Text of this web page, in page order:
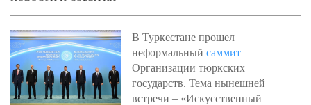
В Туркестане прошел
неформальный саммит
Организации тюркских
государств. Тема нынешней
встречи – «Искусственный